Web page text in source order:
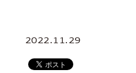
2022.11.29